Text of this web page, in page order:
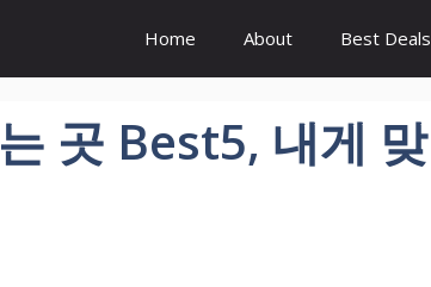
Home About Best Deals
곳 Best5, 내게 맞